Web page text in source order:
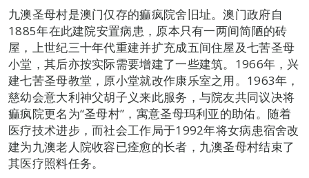
九澳圣母村是澳门仅存的痲疯院舍旧址。澳门政府自
1885年在此建院安置病患，原本只有一两间简陋的砖
屋，上世纪三十年代重建并扩充成五间住屋及七苦圣母
小堂，其后亦按实际需要增建了一些建筑。1966年，兴
建七苦圣母教堂，原小堂就改作康乐室之用。1963年，
慈幼会意大利神父胡子义来此服务，与院友共同议决将
痲疯院更名为“圣母村”，寓意圣母玛利亚的助佑。随着
医疗技术进步，而社会工作局于1992年将女病患宿舍改
建为九澳老人院收容已痊愈的长者，九澳圣母村结束了
其医疗照料任务。